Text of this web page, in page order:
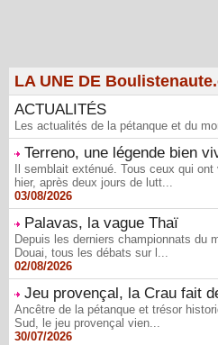
LA UNE DE
ACTUALITÉS
Les actualités de la pétanque et du
Terreno, une légende bien
Il semblait exténué. Tous ceux qui
hier, après deux jours de lutt...
03/08/2026
Palavas, la vague Thaï
Depuis les derniers championnats du
Douai, tous les débats sur l...
02/08/2026
Jeu provençal, la Crau fait
Ancêtre de la pétanque et trésor
Sud, le jeu provençal vien...
30/07/2026